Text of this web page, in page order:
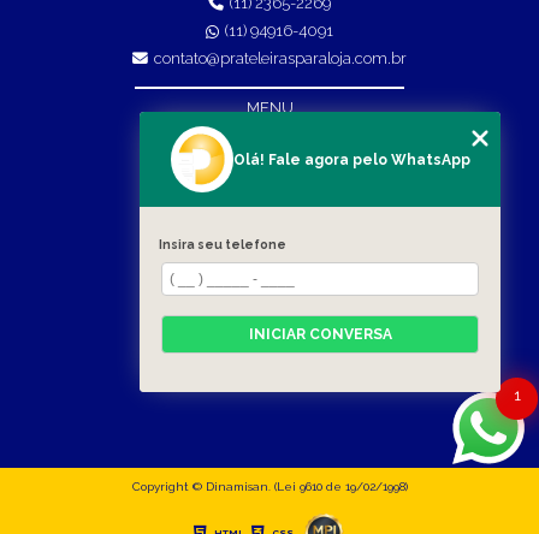
(11) 94916-4091
contato@prateleirasparaloja.com.br
MENU
BLOG
CONTATO
CATEGORIAS
Copyright © Dinamisan. (Lei 9610 de 19/02/1998)
1
Olá! Fale agora pelo WhatsApp
Insira seu telefone
INICIAR CONVERSA